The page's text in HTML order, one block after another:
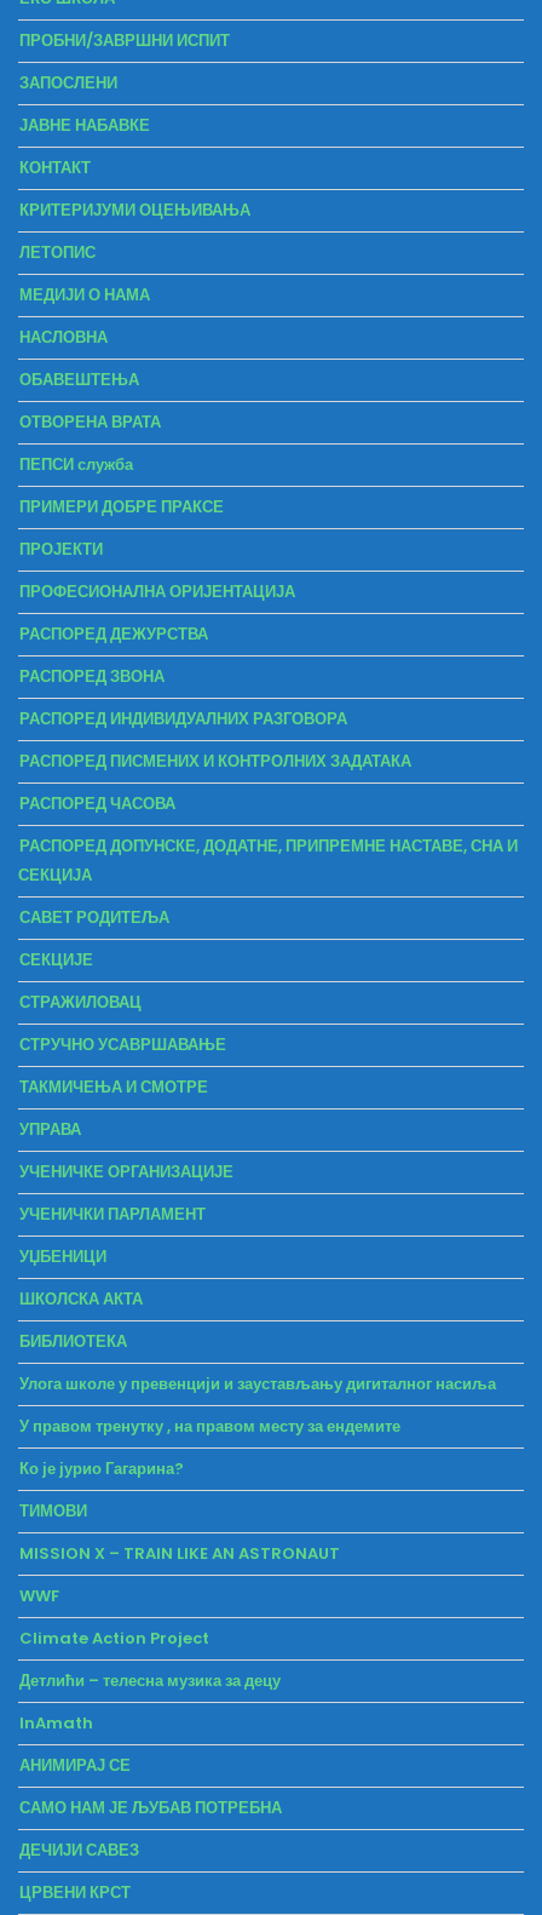
ПРОБНИ/ЗАВРШНИ ИСПИТ
ЗАПОСЛЕНИ
ЈАВНЕ НАБАВКЕ
КОНТАКТ
КРИТЕРИЈУМИ ОЦЕЊИВАЊА
ЛЕТОПИС
МЕДИЈИ О НАМА
НАСЛОВНА
ОБАВЕШТЕЊА
ОТВОРЕНА ВРАТА
ПЕПСИ служба
ПРИМЕРИ ДОБРЕ ПРАКСЕ
ПРОЈЕКТИ
ПРОФЕСИОНАЛНА ОРИЈЕНТАЦИЈА
РАСПОРЕД ДЕЖУРСТВА
РАСПОРЕД ЗВОНА
РАСПОРЕД ИНДИВИДУАЛНИХ РАЗГОВОРА
РАСПОРЕД ПИСМЕНИХ И КОНТРОЛНИХ ЗАДАТАКА
РАСПОРЕД ЧАСОВА
РАСПОРЕД ДОПУНСКЕ, ДОДАТНЕ, ПРИПРЕМНЕ НАСТАВЕ, СНА И
СЕКЦИЈА
САВЕТ РОДИТЕЉА
СЕКЦИЈЕ
СТРАЖИЛОВАЦ
СТРУЧНО УСАВРШАВАЊЕ
ТАКМИЧЕЊА И СМОТРЕ
УПРАВА
УЧЕНИЧКЕ ОРГАНИЗАЦИЈЕ
УЧЕНИЧКИ ПАРЛАМЕНТ
УЏБЕНИЦИ
ШКОЛСКА АКТА
БИБЛИОТЕКА
Улога школе у превенцији и заустављању дигиталног насиља
У правом тренутку , на правом месту за ендемите
Ко је јурио Гагарина?
ТИМОВИ
MISSION X – TRAIN LIKE AN ASTRONAUT
WWF
Climate Action Project
Детлићи – телесна музика за децу
InAmath
АНИМИРАЈ СЕ
САМО НАМ ЈЕ ЉУБАВ ПОТРЕБНА
ДЕЧИЈИ САВЕЗ
ЦРВЕНИ КРСТ